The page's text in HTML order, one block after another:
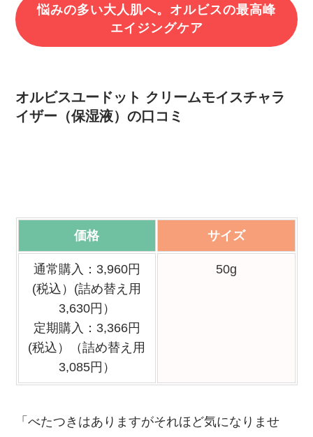
悩みの多い大人肌へ。オルビスの最高峰
エイジングケア
オルビスユードット クリームモイスチャラ
イザー（保湿液）の口コミ
価格 サイズ
通常購入：3,960円
(税込）(詰め替え用
3,630円）
定期購入：3,366円
(税込）（詰め替え用
3,085円）
50g
「べたつきはありますがそれほど気になりませ